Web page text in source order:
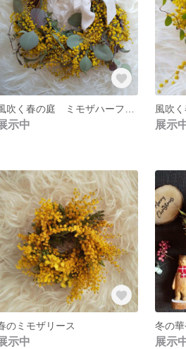
示中 展示
のミモザリース
示中
冬の
展示